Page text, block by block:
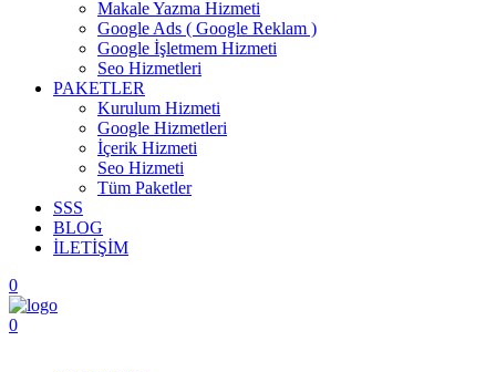
Makale Yazma Hizmeti
Google Ads ( Google Reklam )
Google İşletmem Hizmeti
Seo Hizmetleri
PAKETLER
Kurulum Hizmeti
Google Hizmetleri
İçerik Hizmeti
Seo Hizmeti
Tüm Paketler
SSS
BLOG
İLETİŞİM
0
0